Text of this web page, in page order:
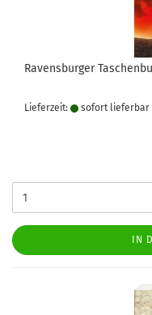
Ravensburger
Lieferzeit: sofort lie­fer­bar
IN